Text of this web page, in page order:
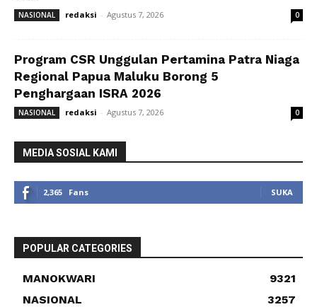
NASIONAL redaksi - Agustus 7, 2026 0
Program CSR Unggulan Pertamina Patra Niaga
Regional Papua Maluku Borong 5
Penghargaan ISRA 2026
NASIONAL redaksi - Agustus 7, 2026 0
MEDIA SOSIAL KAMI
2,365 Fans SUKA
POPULAR CATEGORIES
MANOKWARI
9321
NASIONAL
3257